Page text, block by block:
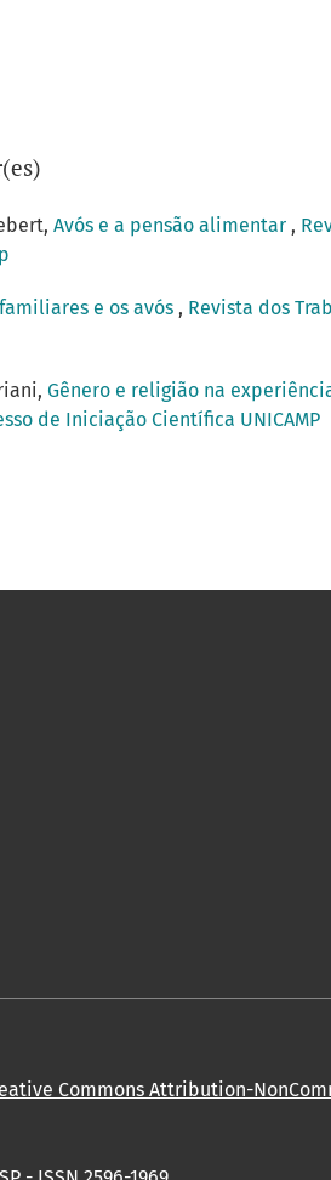
Avós e a pensão alimentar ,
e os avós , Revista dos
Gênero e religião na
de Iniciação Científica UNICAMP
Commons Attribution-